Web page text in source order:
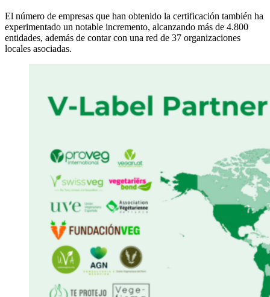
El número de empresas que han obtenido la certificación también ha
experimentado un notable incremento, alcanzando más de 4.800
entidades, además de contar con una red de 37 organizaciones
locales asociadas.